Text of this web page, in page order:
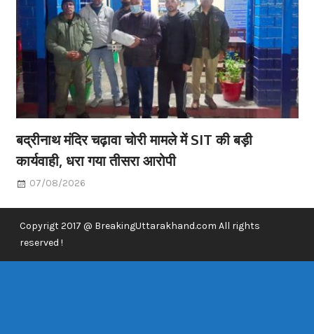
बद्रीनाथ मंदिर चढ़ावा चोरी मामले में SIT की बड़ी
कार्यवाही, धरा गया तीसरा आरोपी
07/08/2026
Copyrigt 2017 @ BreakingUttarakhand.com All rights
reserved !